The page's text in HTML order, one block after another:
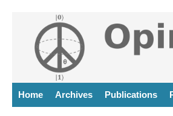
Home Archives Publications